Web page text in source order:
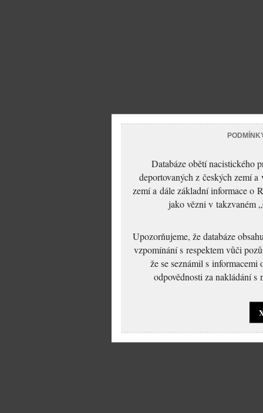
Databáze obětí nacistického
deportovaných z českých zemí
zemí a dále základní informace o
jako vězni v takzvaném
Upozorňujeme, že databáze
vzpomínání s respektem vůči
že se seznámil s
odpovědnosti za nakládání